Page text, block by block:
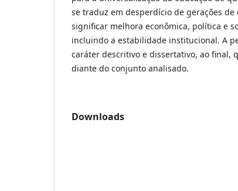
se traduz em desperdício de gerações
significar melhora econômica, política e
incluindo a estabilidade institucional. A
caráter descritivo e dissertativo, ao final,
diante do conjunto analisado.
Downloads